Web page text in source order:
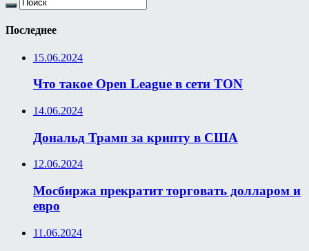
Последнее
15.06.2024
Что такое Open League в сети TON
14.06.2024
Дональд Трамп за крипту в США
12.06.2024
Мосбиржа прекратит торговать долларом и
евро
11.06.2024